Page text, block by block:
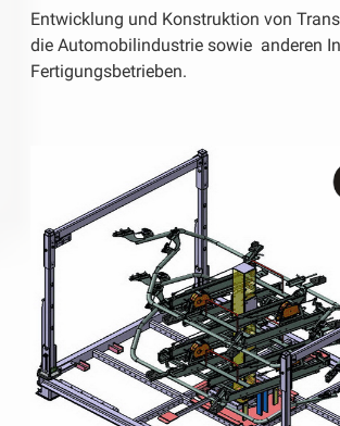
Entwicklung und Konstruktion von
die Automobilindustrie sowie anderen
Fertigungsbetrieben.